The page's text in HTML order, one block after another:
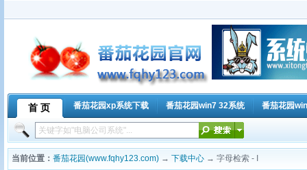
首 页 番茄花园xp系统下载 番茄花园win7 32系统 番茄花园
当前位置： 番茄花园(www.fqhy123.com) → 下载中心 → 字母检索 - I